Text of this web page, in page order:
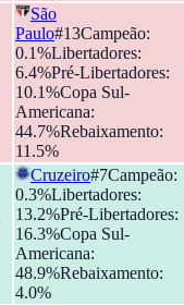
São
Paulo#13Campeão:
0.1%Libertadores:
6.4%Pré-Libertadores:
10.1%Copa Sul-
Americana:
44.7%Rebaixamento:
11.5%
Cruzeiro#7Campeão:
0.3%Libertadores:
13.2%Pré-Libertadores:
16.3%Copa Sul-
Americana:
48.9%Rebaixamento:
4.0%